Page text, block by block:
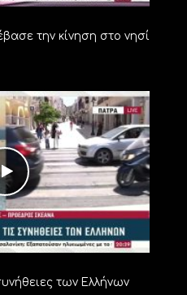
την κίνηση στο νησί
των Ελλήνων